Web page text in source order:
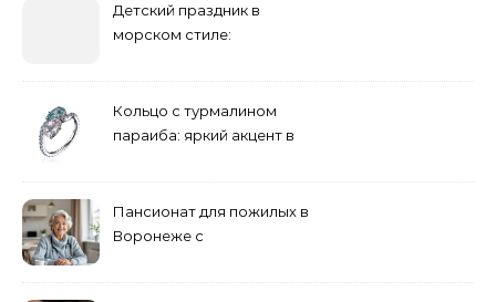
Детский праздник в
морском стиле:
Кольцо с турмалином
параиба: яркий акцент в
Пансионат для пожилых в
Воронеже с